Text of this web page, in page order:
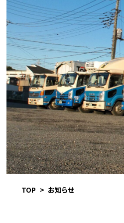
航空貨物輸送
医療品輸送
倉庫管理・流通加工
車輌案内
採用情報
先輩社員インタビュー
1日の流れを知る
MESSAGE
会社案内
会社概要
沿革
環境への取り組み
安全への取り組み
職場での取り組み
SDGsの取り組み
TOP お知らせ